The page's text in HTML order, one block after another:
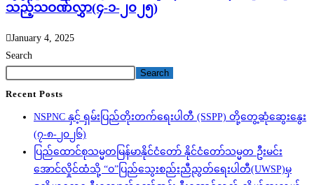
သည့်သဝဏ်လွှာ(၄-၁-၂၀၂၅)
January 4, 2025
Search
Search
Recent Posts
NSPNC နှင့် ရှမ်းပြည်တိုးတက်ရေးပါတီ (SSPP) တို့တွေ့ဆုံဆွေးနွေး
(၇-၈-၂၀၂၆)
ပြည်ထောင်စုသမ္မတမြန်မာနိုင်ငံတော် နိုင်ငံတော်သမ္မတ ဦးမင်း
အောင်လှိုင်ထံသို့ “ဝ”ပြည်သွေးစည်းညီညွတ်ရေးပါတီ(UWSP)မှ